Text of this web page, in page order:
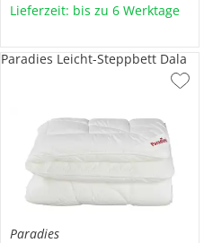
Lieferzeit: bis zu 6 Werktage
Paradies
Paradies Leicht-Steppbett Dala